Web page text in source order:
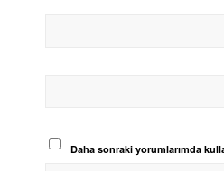
Daha sonraki yorumlarımda